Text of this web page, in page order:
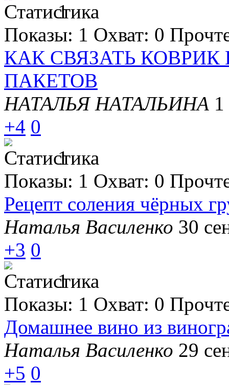
1
Показы: 1 Охват: 0
КАК СВЯЗАТЬ
ПАКЕТОВ
НАТАЛЬЯ НАТАЛЬИНА
+4 0
1
Показы: 1 Охват: 0
Рецепт соления чёрных
Наталья Василенко 30
+3 0
1
Показы: 1 Охват: 0
Домашнее вино из
Наталья Василенко 29
+5 0